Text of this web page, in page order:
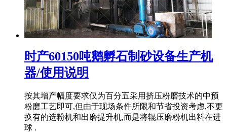
时产60150吨鹅孵石制砂设备生产机
器/使用说明
按其增产幅度要求仅为百分五采用挤压粉磨技术的中预
粉磨工艺即可,但由于现场条件所限和节省投资考虑,不更
换有的选粉机和出磨提升机,而是将辊压磨粉机出料在进
球 .